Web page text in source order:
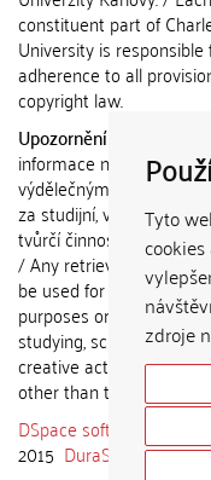
Tyto
zdroje
constituent part of
University is responsible
adherence to all
copyright law.
Upozornění / Notice:
informace nemohou být
výdělečným účelům
za studijní, vědeckou
tvůrčí činnost jiné osoby
/ Any retrieved
be used for any
purposes or claimed as
studying, scientific or
creative activities of any
other than the author.
DSpace software
2015 DuraSpace